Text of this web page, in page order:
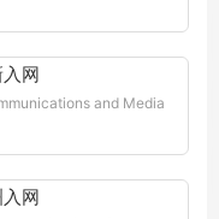
网
and Media
网